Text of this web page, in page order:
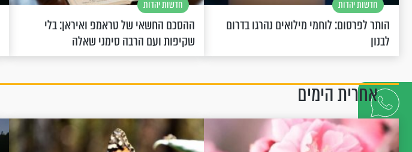
דברו
איתנו
חדשות יהדות
הותר לפרסום: לוחמי מילואים נהרגו בדרום
לבנון
חדשות יהדות
ההסכם החשאי של טראמפ ואיראן: בלי
שקיפות ועם הרבה סימני שאלה
אחרית הימים